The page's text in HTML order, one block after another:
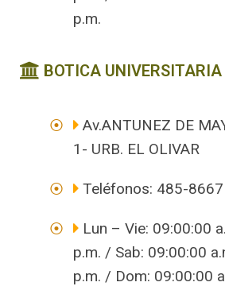
p.m.
BOTICA UNIVERSITARIA
Av.ANTUNEZ DE
1- URB. EL OLIVAR
Teléfonos: 485-8667
Lun – Vie: 09:00:00
p.m. / Sab: 09:00:00
p.m. / Dom: 09:00:00